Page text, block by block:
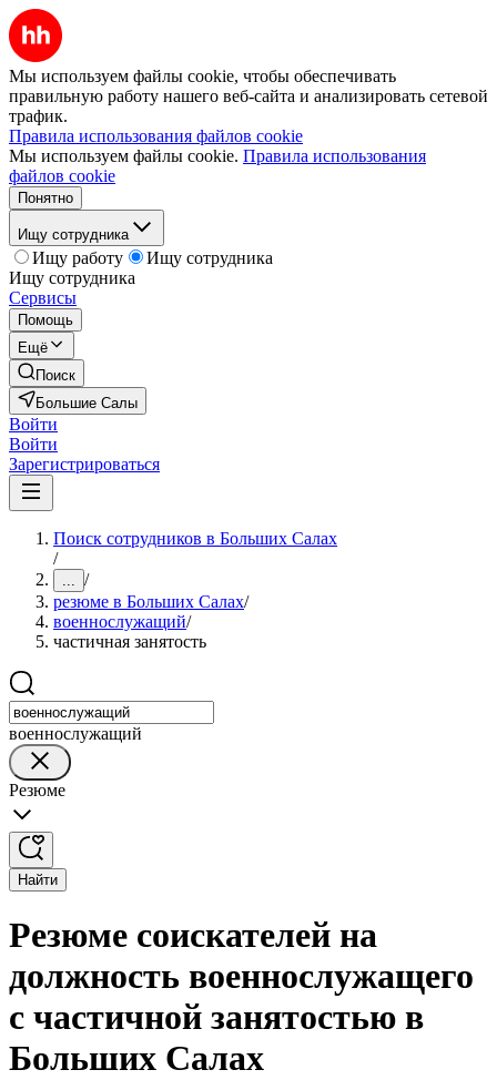
Мы используем файлы cookie, чтобы обеспечивать
правильную работу нашего веб-сайта и анализировать сетевой
трафик.
Правила использования файлов cookie
Мы используем файлы cookie. Правила использования
файлов cookie
Понятно
Ищу сотрудника
Ищу работу
Ищу сотрудника
Ищу сотрудника
Сервисы
Помощь
Ещё
Поиск
Большие Салы
Войти
Войти
Зарегистрироваться
Поиск сотрудников в Больших Салах
/
... /
резюме в Больших Салах/
военнослужащий/
частичная занятость
военнослужащий
Резюме
Найти
Резюме соискателей на
должность военнослужащего
с частичной занятостью в
Больших Салах